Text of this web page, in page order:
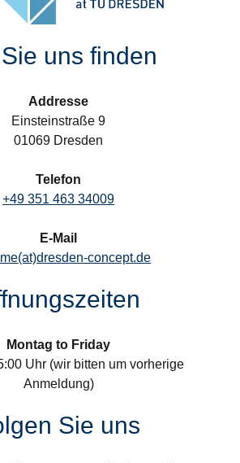
uns finden
Addresse
Einsteinstraße 9
01069 Dresden
Telefon
+49 351 463 34009
E-Mail
concept.de
Montag to Friday
Uhr (wir bitten um vorherige
Anmeldung)
Sie uns